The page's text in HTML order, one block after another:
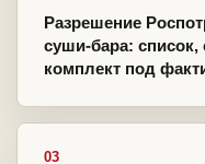
Разрешение
суши-бара: список,
комплект под
03